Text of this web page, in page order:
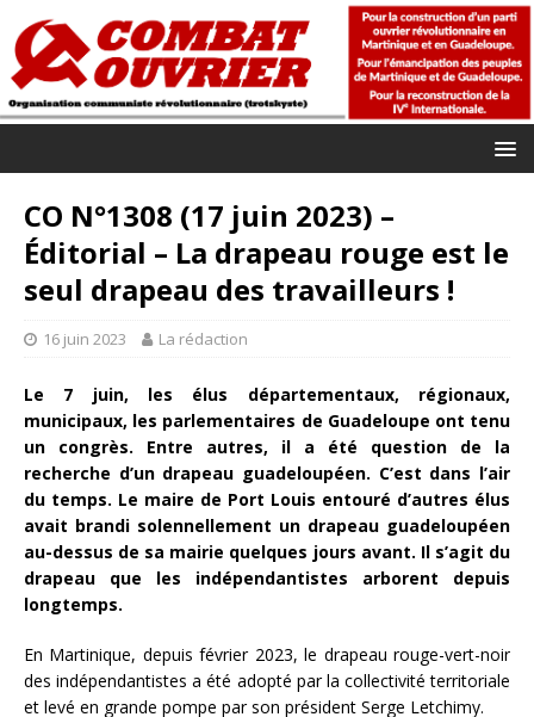
CO N°1308 (17 juin 2023) –
Éditorial – La drapeau rouge est le
seul drapeau des travailleurs !
16 juin 2023 La rédaction
Le 7 juin, les élus départementaux, régionaux,
municipaux, les parlementaires de Guadeloupe ont tenu
un congrès. Entre autres, il a été question de la
recherche d’un drapeau guadeloupéen. C’est dans l’air
du temps. Le maire de Port Louis entouré d’autres élus
avait brandi solennellement un drapeau guadeloupéen
au-dessus de sa mairie quelques jours avant. Il s’agit du
drapeau que les indépendantistes arborent depuis
longtemps.
En Martinique, depuis février 2023, le drapeau rouge-vert-noir
des indépendantistes a été adopté par la collectivité territoriale
et levé en grande pompe par son président Serge Letchimy.